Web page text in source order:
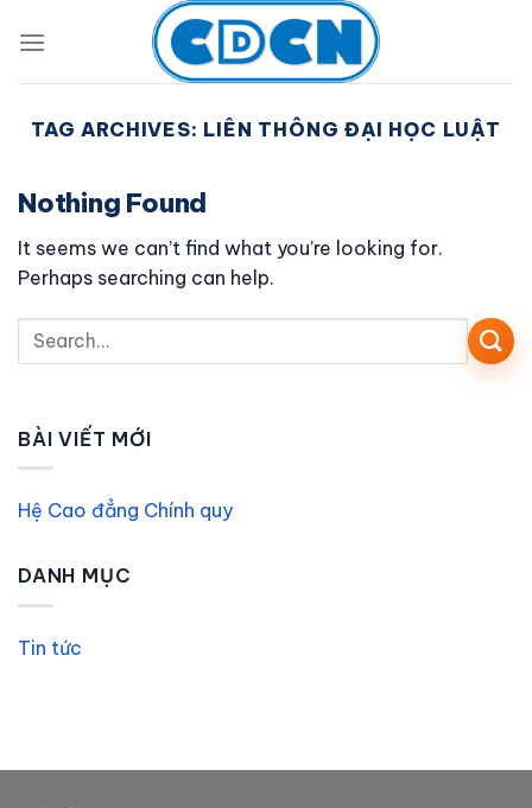
TAG ARCHIVES: LIÊN THÔNG ĐẠI HỌC LUẬT
Nothing Found
It seems we can’t find what you’re looking for.
Perhaps searching can help.
BÀI VIẾT MỚI
Hệ Cao đẳng Chính quy
DANH MỤC
Tin tức